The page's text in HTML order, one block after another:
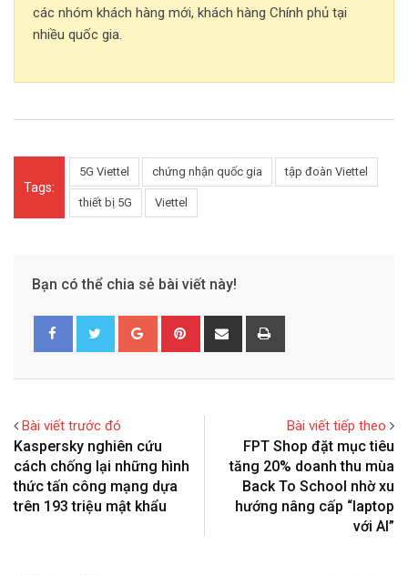
các nhóm khách hàng mới, khách hàng Chính phủ tại
nhiều quốc gia.
Tags:
5G Viettel chứng nhận quốc gia tập đoàn Viettel
thiết bị 5G Viettel
Bạn có thể chia sẻ bài viết này!
o
+
i
e
h
i
a
E
r
Bài viết trước đó
Kaspersky nghiên cứu
cách chống lại những hình
thức tấn công mạng dựa
trên 193 triệu mật khẩu
Bài viết tiếp theo
FPT Shop đặt mục tiêu
tăng 20% doanh thu mùa
Back To School nhờ xu
hướng nâng cấp “laptop
với AI”